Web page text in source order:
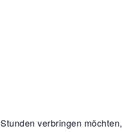
verbringen möchten,